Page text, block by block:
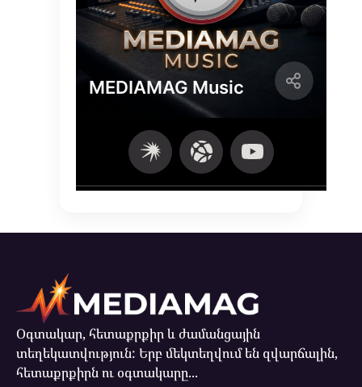
Օգտակար, հետաքրքիր և ժամանցային
տեղեկատվություն: Երբ մեկտեղվում են զվարճալին,
հետաքրքիրն ու օգտակարը...